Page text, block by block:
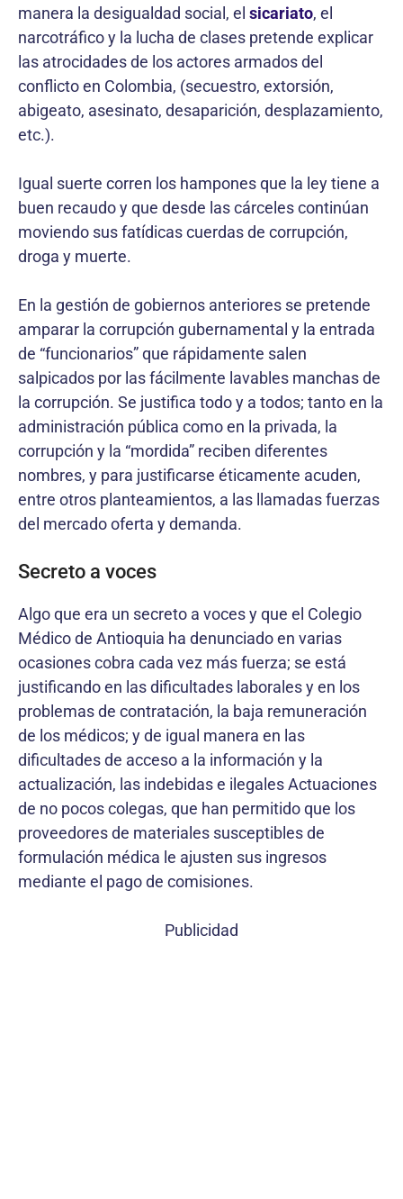
manera la desigualdad social, el sicariato, el
narcotráfico y la lucha de clases pretende explicar
las atrocidades de los actores armados del
conflicto en Colombia, (secuestro, extorsión,
abigeato, asesinato, desaparición, desplazamiento,
etc.).
Igual suerte corren los hampones que la ley tiene a
buen recaudo y que desde las cárceles continúan
moviendo sus fatídicas cuerdas de corrupción,
droga y muerte.
En la gestión de gobiernos anteriores se pretende
amparar la corrupción gubernamental y la entrada
de “funcionarios” que rápidamente salen
salpicados por las fácilmente lavables manchas de
la corrupción. Se justifica todo y a todos; tanto en la
administración pública como en la privada, la
corrupción y la “mordida” reciben diferentes
nombres, y para justificarse éticamente acuden,
entre otros planteamientos, a las llamadas fuerzas
del mercado oferta y demanda.
Secreto a voces
Algo que era un secreto a voces y que el Colegio
Médico de Antioquia ha denunciado en varias
ocasiones cobra cada vez más fuerza; se está
justificando en las dificultades laborales y en los
problemas de contratación, la baja remuneración
de los médicos; y de igual manera en las
dificultades de acceso a la información y la
actualización, las indebidas e ilegales Actuaciones
de no pocos colegas, que han permitido que los
proveedores de materiales susceptibles de
formulación médica le ajusten sus ingresos
mediante el pago de comisiones.
Publicidad